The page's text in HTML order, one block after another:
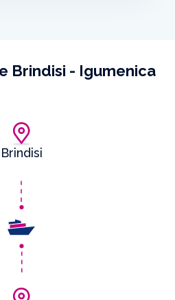
Brindisi - Igumenica
Brindisi